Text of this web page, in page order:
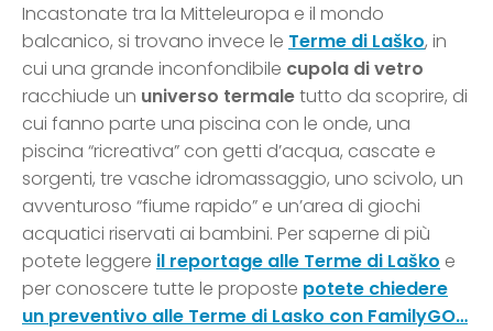
Incastonate tra la Mitteleuropa e il mondo
balcanico, si trovano invece le Terme di Laško, in
cui una grande inconfondibile cupola di vetro
racchiude un universo termaletutto da scoprire, di
cui fanno parte una piscina con le onde, una
piscina “ricreativa” con getti d’acqua, cascate e
sorgenti, tre vasche idromassaggio, uno scivolo, un
avventuroso “fiume rapido” e un’area di giochi
acquatici riservati ai bambini. Per saperne di più
potete leggere il reportage alle Terme di Laško e
per conoscere tutte le proposte potete chiedere
un preventivo alle Terme di Lasko con FamilyGO…